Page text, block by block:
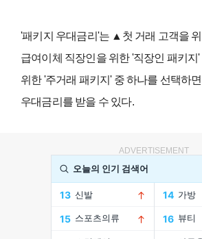
'패키지 우대금리'는 ▲첫 거래 고객을
급여이체 직장인을 위한 '직장인 패키
위한 '주거래 패키지' 중 하나를 선택하
우대금리를 받을 수 있다.
ADVERTISEMENT